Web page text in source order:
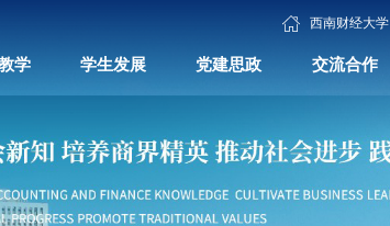
西南财经大学
学 学生发展 党建思政 交流合作